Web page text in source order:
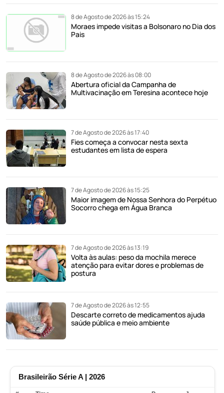
8 de Agosto de 2026 às 15:24
Moraes impede visitas a Bolsonaro no Dia dos
Pais
8 de Agosto de 2026 às 08:00
Abertura oficial da Campanha de
Multivacinação em Teresina acontece hoje
7 de Agosto de 2026 às 17:40
Fies começa a convocar nesta sexta
estudantes em lista de espera
7 de Agosto de 2026 às 15:25
Maior imagem de Nossa Senhora do Perpétuo
Socorro chega em Água Branca
7 de Agosto de 2026 às 13:19
Volta às aulas: peso da mochila merece
atenção para evitar dores e problemas de
postura
7 de Agosto de 2026 às 12:55
Descarte correto de medicamentos ajuda
saúde pública e meio ambiente